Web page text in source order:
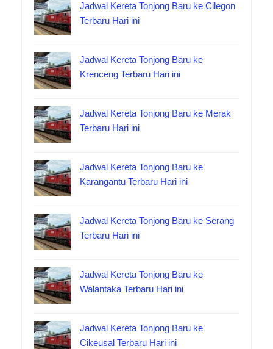
Jadwal Kereta Tonjong Baru ke Cilegon
Terbaru Hari ini
Jadwal Kereta Tonjong Baru ke
Krenceng Terbaru Hari ini
Jadwal Kereta Tonjong Baru ke Merak
Terbaru Hari ini
Jadwal Kereta Tonjong Baru ke
Karangantu Terbaru Hari ini
Jadwal Kereta Tonjong Baru ke Serang
Terbaru Hari ini
Jadwal Kereta Tonjong Baru ke
Walantaka Terbaru Hari ini
Jadwal Kereta Tonjong Baru ke
Cikeusal Terbaru Hari ini